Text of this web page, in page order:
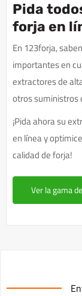
Pida
forja en
En 123forja,
importantes en
extractores de
otros suministros
¡Pida ahora su
en línea y
calidad de forja!
Ver la gama